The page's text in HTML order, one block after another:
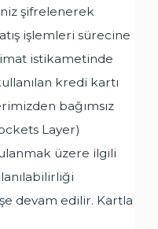
şifrelenerek
işlemleri sürecine
istikametinde
kredi kartı
bağımsız
Layer)
üzere ilgili
devam edilir. Kartla